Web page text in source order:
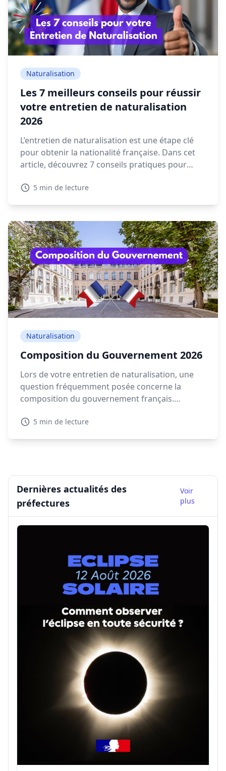
Naturalisation
Les 7 meilleurs conseils pour réussir
votre entretien de naturalisation
2026
L’entretien de naturalisation est une étape clé
pour obtenir la nationalité française. Dans cet
article, découvrez 7 conseils pratiques pour
répondre sereinement aux questions qui vous
5 min de lecture
Naturalisation
Composition du Gouvernement 2026
Lors de votre entretien de naturalisation, une
question fréquemment posée concerne la
composition du gouvernement français.
gouvernement actuelle en 2026 est essentiel
5 min de lecture
Dernières actualités des
préfectures
Voir
plus